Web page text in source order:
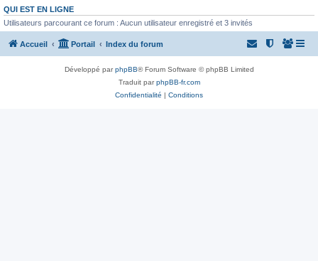
QUI EST EN LIGNE
Utilisateurs parcourant ce forum : Aucun utilisateur enregistré et 3 invités
Accueil Portail Index du forum
Développé parphpBB® Forum Software © phpBB Limited
Traduit parphpBB-fr.com
Confidentialité | Conditions